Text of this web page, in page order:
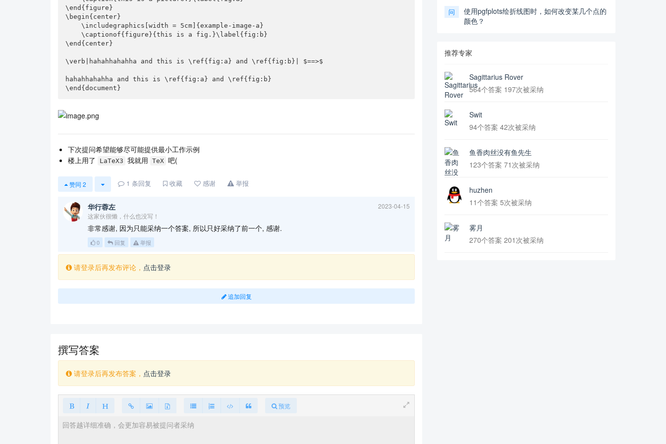
\end{figure}
\begin{center}
    \includegraphics[width = 5cm]{example-image-a}
    \captionof{figure}{this is a fig.}\label{fig:b}
\end{center}
\verb|hahahhahahha and this is \ref{fig:a} and \ref{fig:b}| $==>$
hahahhahahha and this is \ref{fig:a} and \ref{fig:b}
\end{document}
下次提问希望能够尽可能提供最小工作示例
楼上用了
LaTeX3 我就用 TeX 吧(
赞同 2 1 条回复 收藏 感谢 举报
华行蓉左
2023-04-15
这家伙很懒，什么也没写！
非常感谢, 因为只能采纳一个答案, 所以只好采纳了前一个, 感谢.
0 回复 举报
请登录后再发布评论， 点击登录
追加回复
撰写答案
请登录后再发布答案， 点击登录
预览
问
使用pgfplots绘折线图时，如何改变某几个点的
颜色？
推荐专家
Sagittarius Rover
564个答案 197次被采纳
Swit
94个答案 42次被采纳
鱼香肉丝没有鱼先生
123个答案 71次被采纳
huzhen
11个答案 5次被采纳
雾月
270个答案 201次被采纳